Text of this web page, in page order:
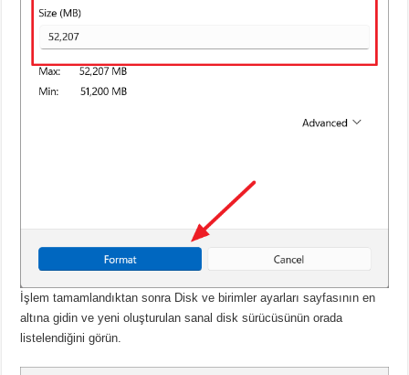
İşlem tamamlandıktan sonra Disk ve birimler ayarları sayfasının en
altına gidin ve yeni oluşturulan sanal disk sürücüsünün orada
listelendiğini görün.